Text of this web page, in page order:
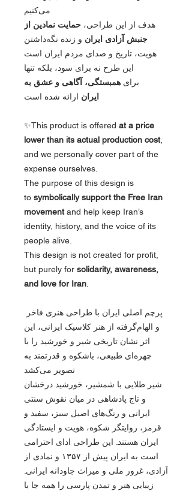
می‌کنیم
هدف از این طراحی، حمایت نمادین از
جنبش آزادی ایران و زنده نگه‌داشتن
هویت، تاریخ و صدای مردم ایران است
این طرح نه برای سود، بلکه تنها
برای همبستگی، آگاهی و عشق به
ایران ارائه شده است
✨This product is offered at a price
lower than its actual production cost,
and we personally cover part of the
expense ourselves.
The purpose of this design is
to symbolically support the Free Iran
movementand help keep Iran’s
identity, history, and the voice of its
people alive.
This design is not created for profit,
but purely for solidarity, awareness,
and love for Iran
و الهام‌گرفته از هنر کلاسیک ایرانی، این
اثر نشان تاریخی شیر و خورشید را با
چهره‌ای طبیعی، باشکوه و قدرتمند به
تصویر می‌کشد
شیر طلایی با شمشیر، خورشید درخشان
و تاج پادشاهی در میان نقوش سنتی
ایرانی و رنگ‌های اصیل سبز، سفید و
قرمز، روایتگر شکوه، هویت و ایستادگی
ایران هستند. این طراحی ادای احترامی
است به ایران پیش از ۱۳۵۷ و نمادی از
آزادی، غرور ملی و میراث جاودانه ایرانی.
زیبایی هنر و تمدن پارسی را همه جا با